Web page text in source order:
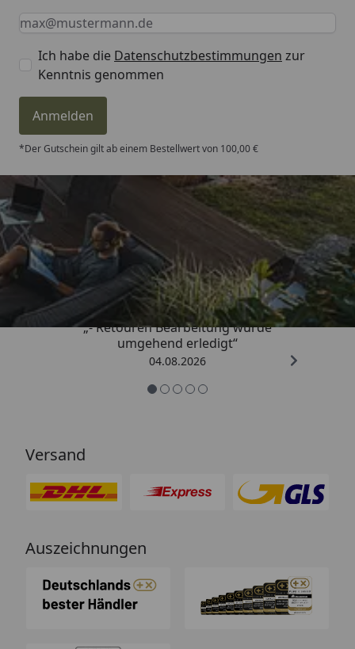
Keine Eingabe erforderlich
Eingabe erforderlich
E-Mail *
Ich habe die Datenschutzbestimmungen zur
Kenntnis genommen
Anmelden
*Der Gutschein gilt ab einem Bestellwert von 100,00 €
Trusted Shops
4,81/ 5
„- Retouren Bearbeitung wurde
umgehend erledigt“
04.08.2026
Versand
Auszeichnungen